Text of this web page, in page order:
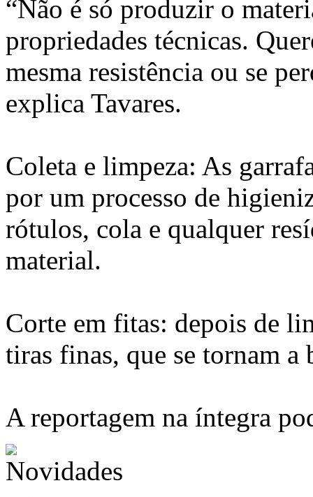
“Não é só produzir o
propriedades técnicas.
mesma resistência ou se
explica Tavares.
Coleta e limpeza: As
por um processo de
rótulos, cola e qualquer
material.
Corte em fitas: depois de
tiras finas, que se tornam a
A reportagem na íntegra